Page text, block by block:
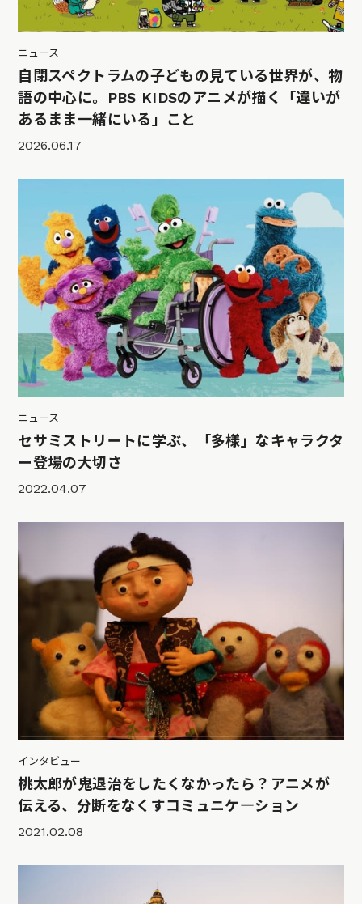
ニュース
自閉スペクトラムの子どもの見ている世界が、物
語の中心に。PBS KIDSのアニメが描く「違いが
あるまま一緒にいる」こと
2026.06.17
ニュース
セサミストリートに学ぶ、「多様」なキャラクタ
ー登場の大切さ
2022.04.07
インタビュー
桃太郎が鬼退治をしたくなかったら？アニメが
伝える、分断をなくすコミュニケ―ション
2021.02.08